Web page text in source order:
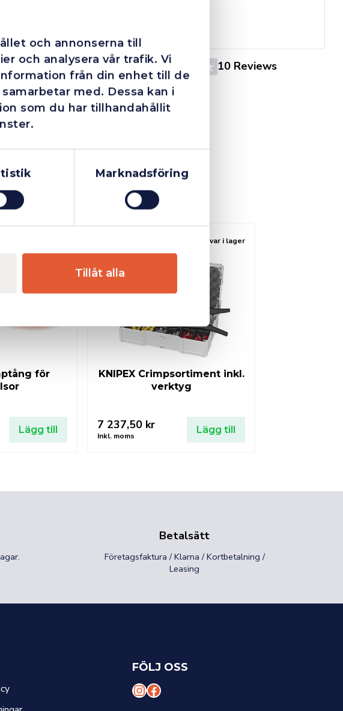
och annonserna till
och analysera vår trafik. Vi
från din enhet till de
med. Dessa kan i
som du har tillhandahållit
Marknadsföring
Tillåt alla
4.4 10 Reviews
för
Lägg till
Fåtal kvar i lager
KNIPEX Crimpsortiment inkl.
verktyg
7 237,50 kr
Inkl. moms
Lägg till
Betalsätt
Företagsfaktura / Klarna / Kortbetalning /
Leasing
FÖLJ OSS
I F